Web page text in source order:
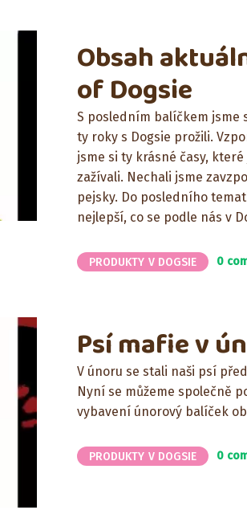
Obsah
of Dogsie
S posledním balíčkem jsme
ty roky s Dogsie prožili.
jsme si ty krásné časy,
zažívali. Nechali jsme
pejsky. Do posledního
nejlepší, co se podle nás v
PRODUKTY V DOGSIE 0
Psí mafie v
V únoru se stali naši psí
Nyní se můžeme společně
vybavení únorový balíček
PRODUKTY V DOGSIE 0